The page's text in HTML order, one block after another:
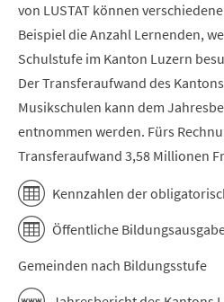
von LUSTAT können
Beispiel die Anzahl Lernenden,
Schulstufe im Kanton Luzern
Der Transferaufwand des
Musikschulen kann dem
entnommen werden. Fürs
Transferaufwand 3,58 Millionen
Kennzahlen der
Öffentliche
Gemeinden nach Bildungsstufe